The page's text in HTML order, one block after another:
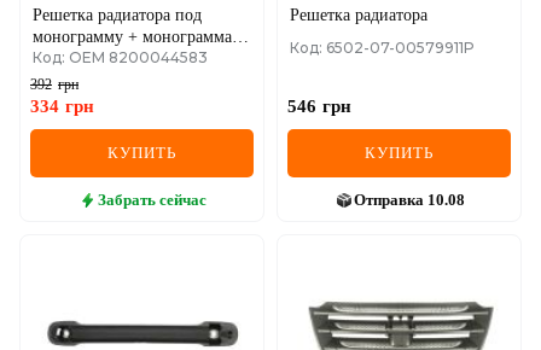
Решетка радиатора под
монограмму + монограмма
Renault Trafic II 01->06
Код: OEM 8200044583
392 грн
334 грн
КУПИТЬ
Забрать сейчас
Решетка радиатора
Код: 6502-07-00579911P
546 грн
КУПИТЬ
Отправка 10.08